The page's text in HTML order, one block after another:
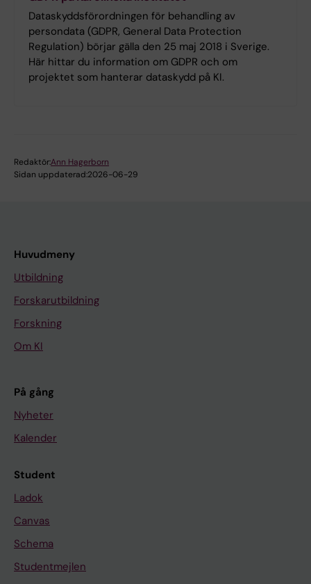
Dataskyddsförordningen för behandling av
persondata (GDPR, General Data Protection
Regulation) börjar gälla den 25 maj 2018 i Sverige.
Här hittar du information om GDPR och om
projektet som hanterar dataskydd på KI.
Redaktör:Ann Hagerborn
Sidan uppdaterad:2026-06-29
Huvudmeny
Utbildning
Forskarutbildning
Forskning
Om KI
På gång
Nyheter
Kalender
Student
Ladok
Canvas
Schema
Studentmejlen